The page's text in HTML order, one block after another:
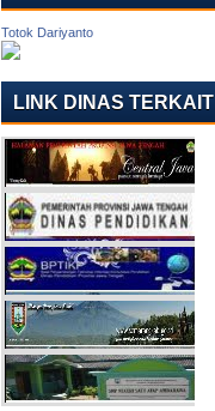
Totok Dariyanto
LINK DINAS TERKAIT